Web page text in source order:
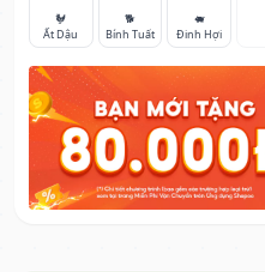
🐓
Ất Dậu
🐕
Bính Tuất
🐖
Đinh Hợi